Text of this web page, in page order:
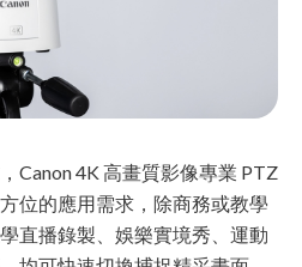
Canon 4K 高畫質影像專業 PTZ
位的應用需求，除商務或教學
直播錄製、娛樂實境秀、運動